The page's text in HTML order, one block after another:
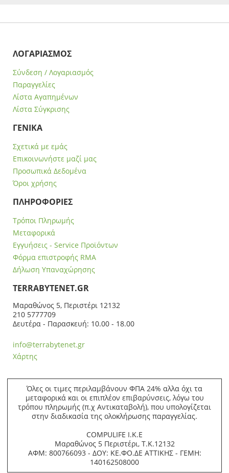
ΛΟΓΑΡΙΑΣΜΟΣ
Σύνδεση / Λογαριασμός
Παραγγελίες
Λίστα Αγαπημένων
Λίστα Σύγκρισης
ΓΕΝΙΚΑ
Σχετικά με εμάς
Επικοινωνήστε μαζί μας
Προσωπικά Δεδομένα
Όροι χρήσης
ΠΛΗΡΟΦΟΡΙΕΣ
Τρόποι Πληρωμής
Μεταφορικά
Εγγυήσεις - Service Προϊόντων
Φόρμα επιστροφής RMA
Δήλωση Υπαναχώρησης
ΤERRABYTENET.GR
Μαραθώνος 5, Περιστέρι 12132
210 5777709
Δευτέρα - Παρασκευή: 10.00 - 18.00
info@terrabytenet.gr
Χάρτης
Όλες οι τιμες περιλαμβάνουν ΦΠΑ 24% αλλα όχι τα
μεταφορικά και οι επιπλέον επιβαρύνσεις, λόγω του
τρόπου πληρωμής (π.χ Αντικαταβολή), που υπολογίζεται
στην διαδικασία της ολοκλήρωσης παραγγελίας.
COMPULIFE Ι.Κ.Ε
Μαραθώνος 5 Περιστέρι, Τ.Κ.12132
ΑΦΜ: 800766093 - ΔΟΥ: ΚΕ.ΦΟ.ΔΕ ΑΤΤΙΚΗΣ - ΓΕΜΗ:
140162508000